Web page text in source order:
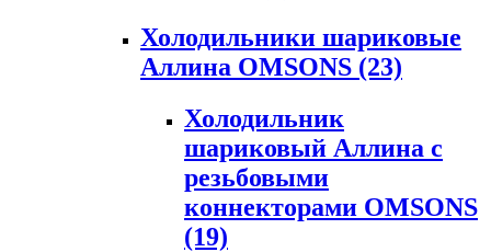
Холодильники шариковые
Аллина OMSONS (23)
Холодильник
шариковый Аллина с
резьбовыми
коннекторами OMSONS
(19)